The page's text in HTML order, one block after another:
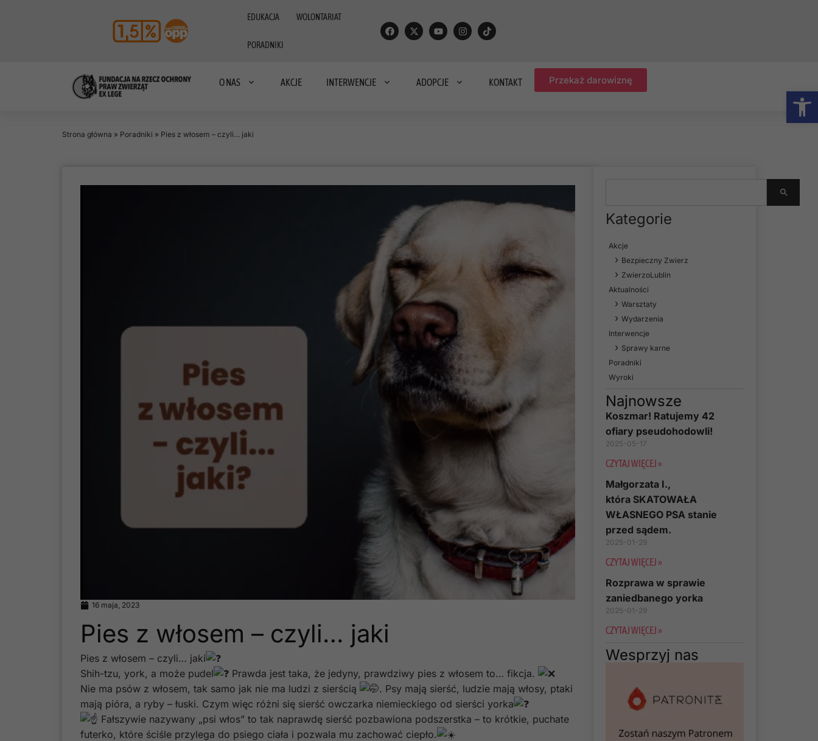
EDUKACJA WOLONTARIAT
PORADNIKI
O NAS AKCJE INTERWENCJE ADOPCJE KONTAKT Przekaż darowiznę
Strona główna » Poradniki » Pies z włosem – czyli… jaki
16 maja, 2023
Pies z włosem – czyli… jaki
Pies z włosem – czyli… jaki
Shih-tzu, york, a może pudel
Prawda jest taka, że jedyny, prawdziwy pies z włosem to… fikcja.
Nie ma psów z włosem, tak samo jak nie ma ludzi z sierścią
. Psy mają sierść, ludzie mają włosy, ptaki
mają pióra, a ryby – łuski. Czym więc różni się sierść owczarka niemieckiego od sierści yorka
Fałszywie nazywany „psi włos” to tak naprawdę sierść pozbawiona podszerstka – to krótkie, puchate
futerko, które ściśle przylega do psiego ciała i pozwala mu zachować ciepło.
Kategorie
Akcje
Bezpieczny Zwierz
ZwierzoLublin
Aktualności
Warsztaty
Wydarzenia
Interwencje
Sprawy karne
Poradniki
Wyroki
Najnowsze
Koszmar! Ratujemy 42
ofiary pseudohodowli!
2025-05-17
CZYTAJ WIĘCEJ »
Małgorzata I.,
która SKATOWAŁA
WŁASNEGO PSA stanie
przed sądem.
2025-01-29
CZYTAJ WIĘCEJ »
Rozprawa w sprawie
zaniedbanego yorka
2025-01-29
CZYTAJ WIĘCEJ »
Wesprzyj nas